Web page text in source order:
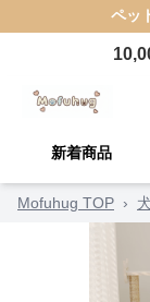
ペッ
新着商品
Mofuhug TOP ›